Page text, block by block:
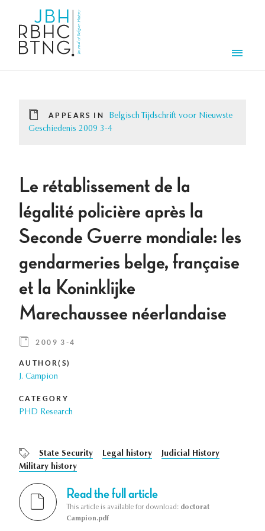
APPEARS IN
Belgisch Tijdschrift voor Nieuwste
Geschiedenis 2009 3-4
Le rétablissement de la
légalité policière après la
Seconde Guerre mondiale: les
gendarmeries belge, française
et la Koninklijke
Marechaussee néerlandaise
2009 3-4
AUTHOR(S)
J. Campion
CATEGORY
PHD Research
State Security Legal history
Judicial History
Military history
Read the full article
This article is available for download: doctorat
Campion.pdf